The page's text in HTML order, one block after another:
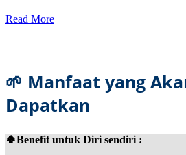
Read More
🌱 Manfaat yang
Dapatkan
🍀Benefit untuk Diri sendiri :